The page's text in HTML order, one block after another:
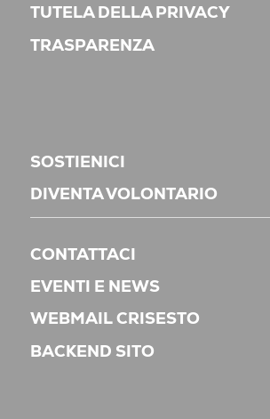
TUTELA DELLA PRIVACY
TRASPARENZA
SOSTIENICI
DIVENTA VOLONTARIO
CONTATTACI
EVENTI E NEWS
WEBMAIL CRISESTO
BACKEND SITO